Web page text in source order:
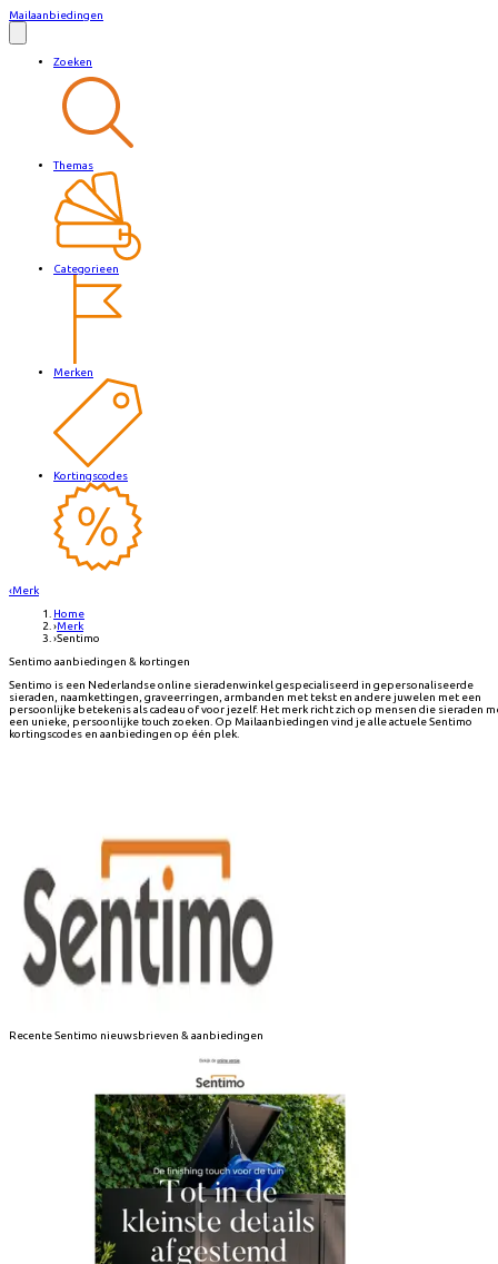
Mailaanbiedingen
Zoeken
Themas
Categorieen
Merken
Kortingscodes
‹Merk
Home
›Merk
›Sentimo
Sentimo aanbiedingen & kortingen
Sentimo is een Nederlandse online sieradenwinkel gespecialiseerd in gepersonaliseerde
sieraden, naamkettingen, graveerringen, armbanden met tekst en andere juwelen met een
persoonlijke betekenis als cadeau of voor jezelf. Het merk richt zich op mensen die sieraden
een unieke, persoonlijke touch zoeken. Op Mailaanbiedingen vind je alle actuele Sentimo
kortingscodes en aanbiedingen op één plek.
RecenteSentimo nieuwsbrieven & aanbiedingen